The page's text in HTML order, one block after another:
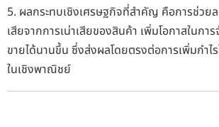
5. ผลกระทบเชิงเศรษฐกิจที่สำคัญ คือการช่ว
เสียจากการเน่าเสียของสินค้า เพิ่มโอกาสในกา
ขายได้นานขึ้น ซึ่งส่งผลโดยตรงต่อการเพิ่มกำไ
ในเชิงพาณิชย์